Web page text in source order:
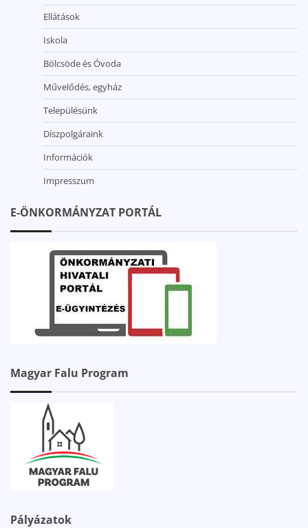
Ellátások
Iskola
Bölcsöde és Óvoda
Művelődés, egyház
Településünk
Díszpolgáraink
Információk
Impresszum
E-ÖNKORMÁNYZAT PORTÁL
Magyar Falu Program
Pályázatok